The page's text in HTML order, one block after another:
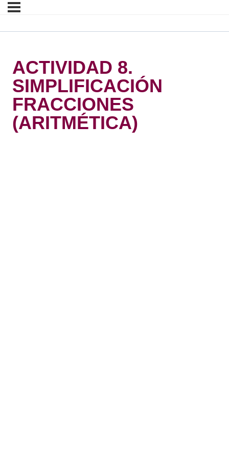
ACTIVIDAD 8.
SIMPLIFICACIÓN
FRACCIONES
(ARITMÉTICA)